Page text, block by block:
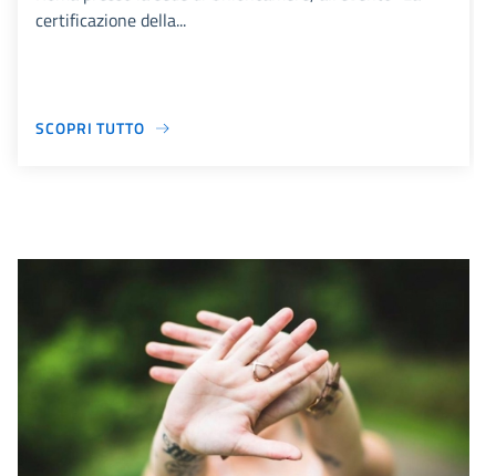
certificazione della...
SCOPRI TUTTO